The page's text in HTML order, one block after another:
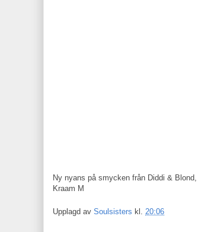
Ny nyans på smycken från Diddi &
Kraam M
Upplagd av Soulsisters kl. 20:06